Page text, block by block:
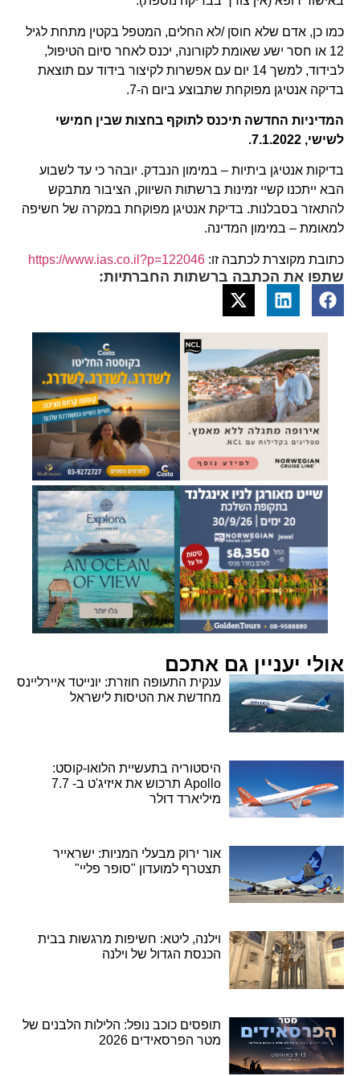
כמו כן, אדם שלא חוסן /לא החלים, המטפל בקטין מתחת לגיל
12 או חסר ישע שאומת לקורונה, יכנס לאחר סיום הטיפול,
לבידוד, למשך 14 יום עם אפשרות לקיצור בידוד עם תוצאת
בדיקה אנטיגן מפוקחת שתבוצע ביום ה-7.
המדיניות החדשה תיכנס לתוקף בחצות שבין חמישי
לשישי, 7.1.2022.
בדיקות אנטיגן ביתיות – במימון הנבדק. יובהר כי עד לשבוע
הבא ייתכנו קשיי זמינות ברשתות השיווק, הציבור מתבקש
להתאזר בסבלנות. בדיקת אנטיגן מפוקחת במקרה של חשיפה
למאומת – במימון המדינה.
כתובת מקוצרת לכתבה זו: https://www.ias.co.il?p=122046
שתפו את הכתבה ברשתות החברתיות:
אולי יעניין גם אתכם
ענקית התעופה חוזרת: יונייטד איירליינס
מחדשת את הטיסות לישראל
היסטוריה בתעשיית הלואו-קוסט:
Apollo תרכוש את איזיג'ט ב- 7.7
מיליארד דולר
אור ירוק מבעלי המניות: ישראייר
תצטרף למועדון "סופר פליי"
וילנה, ליטא: חשיפות מרגשות בבית
הכנסת הגדול של וילנה
תופסים כוכב נופל: הלילות הלבנים של
מטר הפרסאידים 2026